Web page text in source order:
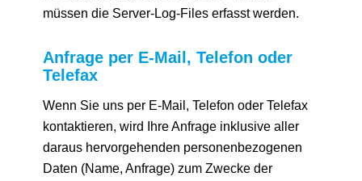
müssen die Server-Log-Files erfasst werden.
Anfrage per E-Mail, Telefon oder
Telefax
Wenn Sie uns per E-Mail, Telefon oder Telefax
kontaktieren, wird Ihre Anfrage inklusive aller
daraus hervorgehenden personenbezogenen
Daten (Name, Anfrage) zum Zwecke der